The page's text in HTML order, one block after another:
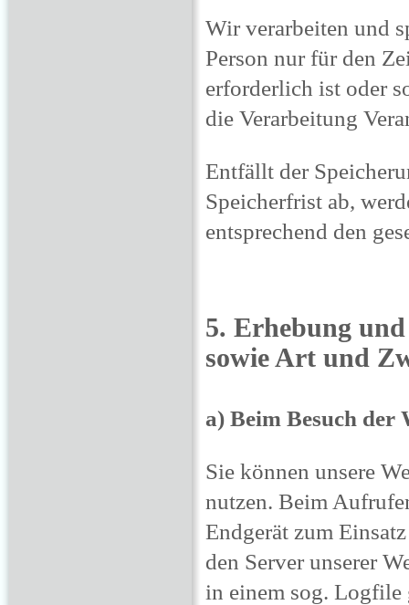
Wir verarbeiten und
Person nur für den
erforderlich ist oder
die Verarbeitung
Entfällt der
Speicherfrist ab,
entsprechend den
5. Erhebung und
sowie Art und
a) Beim Besuch der
Sie können unsere
nutzen. Beim
Endgerät zum
den Server unserer
in einem sog. Logfile